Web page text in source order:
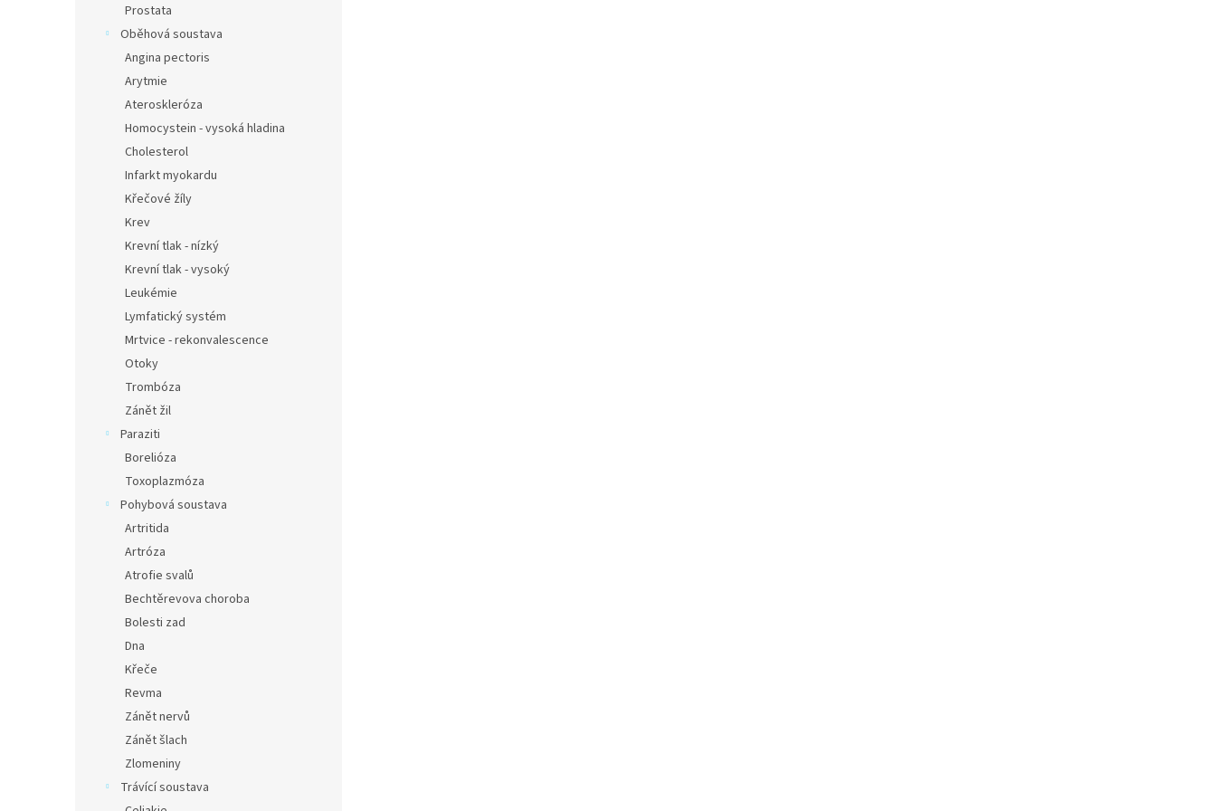
Prostata
Oběhová soustava
Angina pectoris
Arytmie
Ateroskleróza
Homocystein - vysoká hladina
Cholesterol
Infarkt myokardu
Křečové žíly
Krev
Krevní tlak - nízký
Krevní tlak - vysoký
Leukémie
Lymfatický systém
Mrtvice - rekonvalescence
Otoky
Trombóza
Zánět žil
Paraziti
Borelióza
Toxoplazmóza
Pohybová soustava
Artritida
Artróza
Atrofie svalů
Bechtěrevova choroba
Bolesti zad
Dna
Křeče
Revma
Zánět nervů
Zánět šlach
Zlomeniny
Trávící soustava